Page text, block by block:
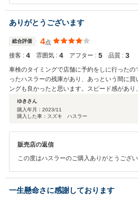
す。今後とも宜しくお願い致します。
ありがとうございます
総合評価 4点
接客 : 4 雰囲気 : 4 アフター : 5 品質 : 3
車検のタイミングで店舗に予約をしに行った
ったハスラーの残庫があり、あっという間に買
ングも良かったと思います。スピード感があ
した。ありがとうございます。不満があるとす
設定くらいはしておいてほしかった。それとカ
ってもご対応いただきたかったです。
ゆきさん
購入年月： 2023/11
購入した車：スズキ ハスラー
販売店の返信
この度はハスラーのご購入ありがとうござ
指摘を真摯に受け止め、再発防止に努めて
をくださり、誠にありがとうございました。
一生懸命さに感謝しております